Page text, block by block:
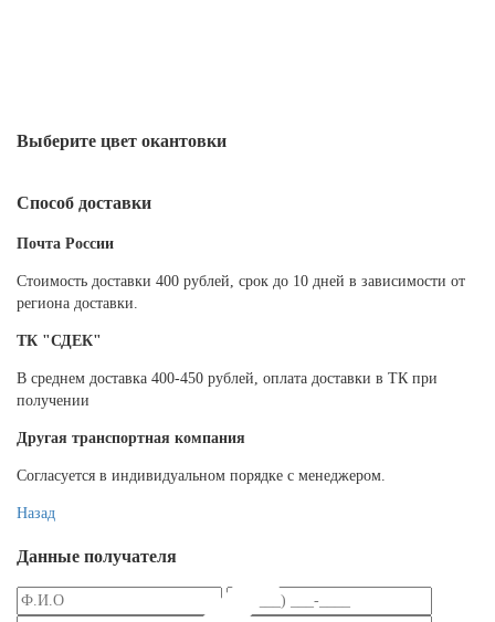
Выберите цвет окантовки
Способ доставки
Почта России
Cтоимость доставки 400 рублей, срок до 10 дней в зависимости от
региона доставки.
ТК "СДЕК"
В среднем доставка 400-450 рублей, оплата доставки в ТК при
получении
Другая транспортная компания
Согласуется в индивидуальном порядке с менеджером.
Назад
Данные получателя